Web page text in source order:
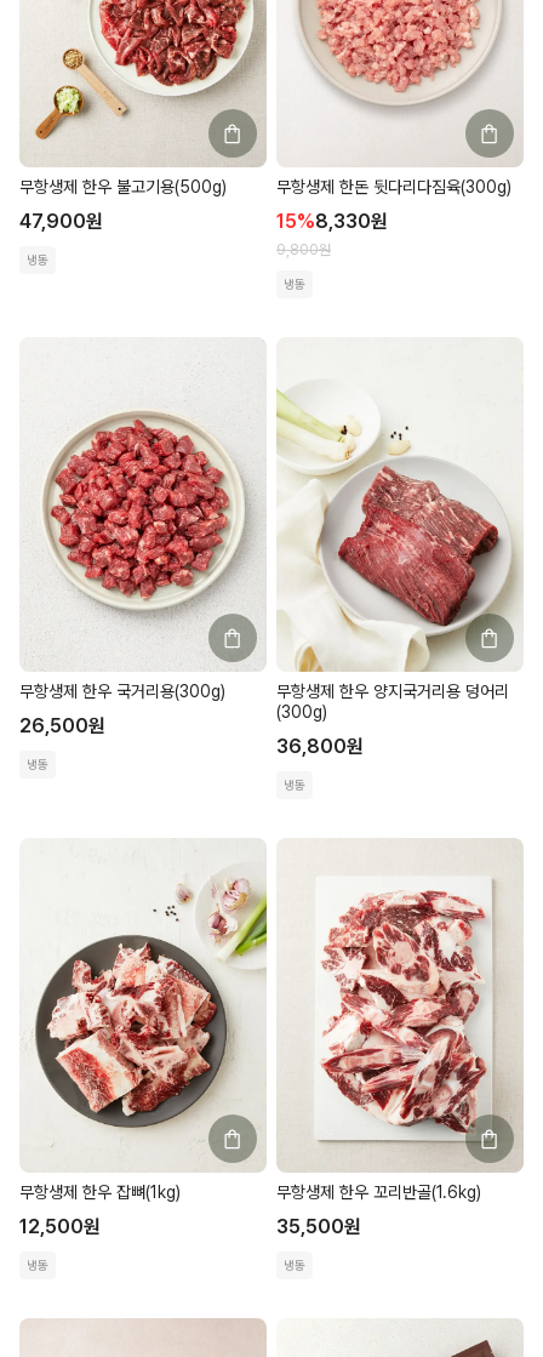
무항생제 한우 불고기용(500g)
47,900원
냉동
무항생제 한돈 뒷다리다짐육(300g)
15%8,330원
9,800원
냉동
무항생제 한우 국거리용(300g)
26,500원
냉동
무항생제 한우 양지국거리용 덩어리
(300g)
36,800원
냉동
무항생제 한우 잡뼈(1kg)
12,500원
냉동
무항생제 한우 꼬리반골(1.6kg)
35,500원
냉동